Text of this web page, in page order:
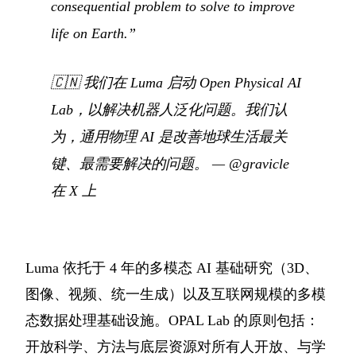
consequential problem to solve to improve
life on Earth.”
🇨🇳我们在 Luma 启动 Open Physical AI
Lab，以解决机器人泛化问题。我们认
为，通用物理 AI 是改善地球生活最关
键、最需要解决的问题。
— @gravicle
在 X 上
Luma 依托于 4 年的多模态 AI 基础研究（3D、
图像、视频、统一生成）以及互联网规模的多模
态数据处理基础设施。OPAL Lab 的原则包括：
开放科学、方法与底层资源对所有人开放、与学